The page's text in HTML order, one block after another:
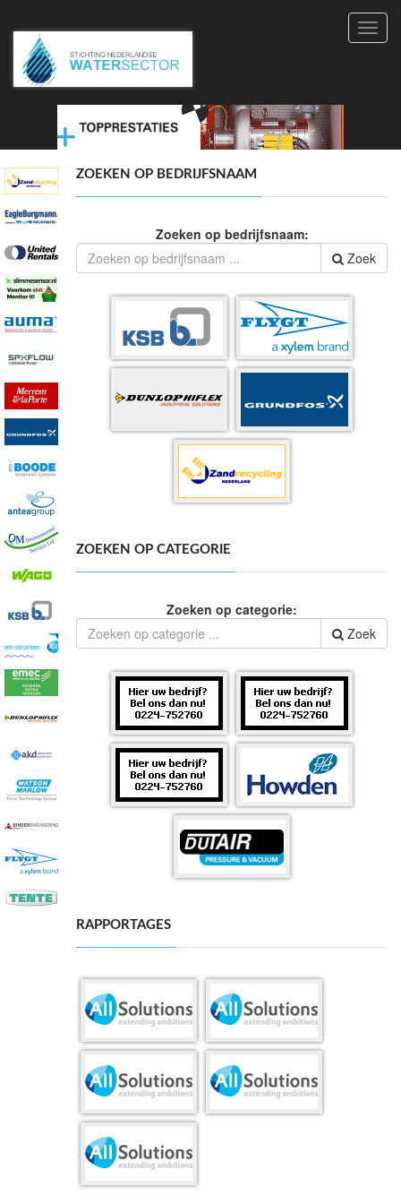
ZOEKEN OP BEDRIJFSNAAM
Zoeken op bedrijfsnaam:
Zoek
ZOEKEN OP CATEGORIE
Zoeken op categorie:
Zoek
RAPPORTAGES